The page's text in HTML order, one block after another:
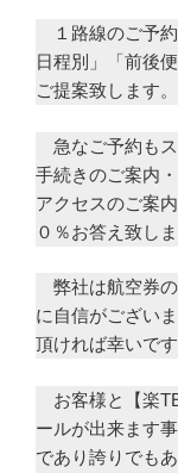
１路線のご予
日程別」「前後
ご提案致します。
急なご予約も
手続きのご案内
アクセスのご案
０％お答え致しま
弊社は航空券
に自信がござい
頂ければ幸いです
お客様と【楽
ールが出来ます
であり誇りでも